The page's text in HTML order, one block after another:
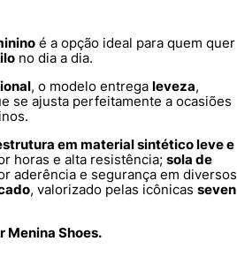
é a opção ideal para quem quer
no dia a dia.
, o modelo entrega leveza,
se ajusta perfeitamente a ocasiões
em material sintético leve e
horas e alta resistência; sola de
aderência e segurança em diversos
, valorizado pelas icônicas seven
Menina Shoes.